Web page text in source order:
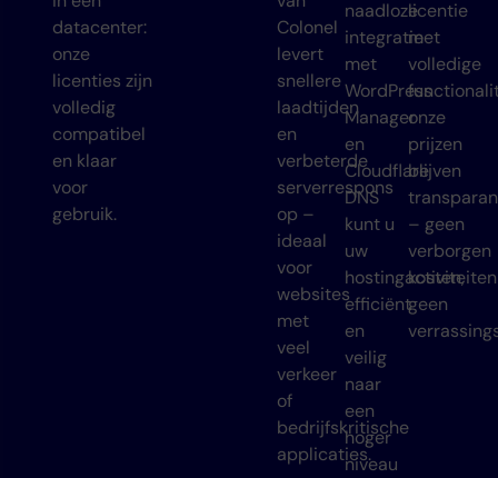
datacenter:
onze
licenties zijn
volledig
compatibel
en klaar
voor
gebruik.
Colonel
levert
snellere
laadtijden
en
verbeterde
serverrespons
op –
ideaal
voor
websites
met
veel
verkeer
of
bedrijfskritische
applicaties.
naadloze
integratie
met
WordPress
Manager
en
Cloudflare
DNS
kunt u
uw
hostingactiviteiten
efficiënt
en
veilig
naar
een
hoger
niveau
licentie
met
volledige
onze
prijzen
blijven
– geen
verborgen
kosten,
geen